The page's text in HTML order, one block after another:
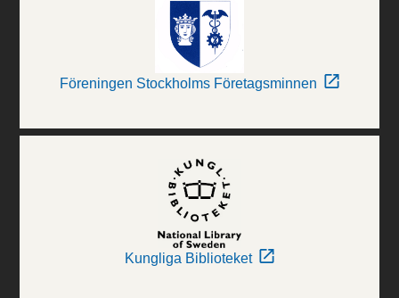
Föreningen Stockholms Företagsminnen
Kungliga Biblioteket